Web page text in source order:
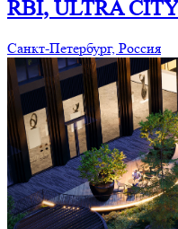
RBI, ULTRA
Cанкт-Петербург, Россия